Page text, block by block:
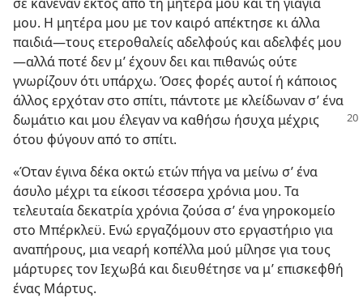
μου. Η μητέρα μου με τον καιρό απέκτησε κι άλλα
παιδιά—τους ετεροθαλείς αδελφούς και αδελφές μου
—αλλά ποτέ δεν μ’ έχουν δει και πιθανώς ούτε
γνωρίζουν ότι υπάρχω. Όσες φορές αυτοί ή κάποιος
άλλος ερχόταν στο σπίτι, πάντοτε με κλείδωναν σ’ ένα
δωμάτιο και μου έλεγαν να καθήσω ήσυχα μέχρις
ότου φύγουν από το σπίτι.
«Όταν έγινα δέκα οκτώ ετών πήγα να μείνω σ’ ένα
άσυλο μέχρι τα είκοσι τέσσερα χρόνια μου. Τα
τελευταία δεκατρία χρόνια ζούσα σ’ ένα γηροκομείο
στο Μπέρκλεϋ. Ενώ εργαζόμουν στο εργαστήριο για
αναπήρους, μια νεαρή κοπέλλα μού μίλησε για τους
μάρτυρες τον Ιεχωβά και διευθέτησε να μ’ επισκεφθή
ένας Μάρτυς.